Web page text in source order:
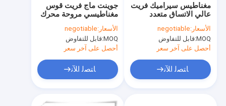
جوينت ماج فريت قوس
مغناطيسي مروحة محرك
كبير شريحة مغناطيس
الفريت Y10T
الأسعار:negotiable
MOQ: قابل للتفاوض
أحصل على آخر سعر
ﺎﺘﺼﻟ ﺍﻶﻧ
مغناطيس سيراميك فريت
عالي الاتساق متعدد
الحجم مغناطيس خزفي
كبير
الأسعار:negotiable
MOQ: قابل للتفاوض
أحصل على آخر سعر
ﺎﺘﺼﻟ ﺍﻶﻧ